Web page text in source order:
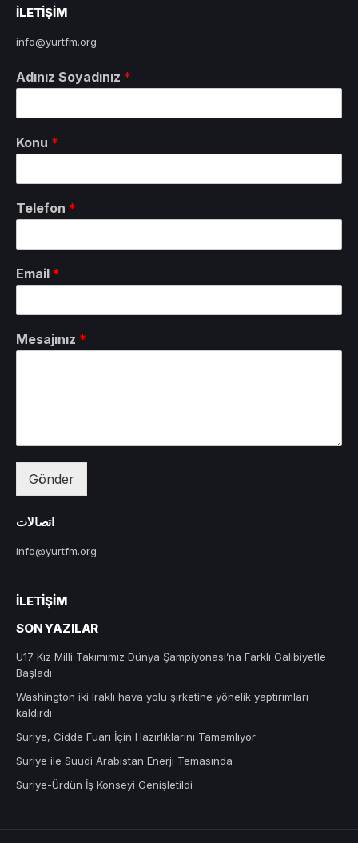
ILETIŞIM
info@yurtfm.org
Adınız Soyadınız *
Konu *
Telefon *
Email *
Mesajınız *
Gönder
اتصالات
info@yurtfm.org
İLETIŞIM
SON YAZILAR
U17 Kız Milli Takımımız Dünya Şampiyonası’na Farklı Galibiyetle
Başladı
Washington iki Iraklı hava yolu şirketine yönelik yaptırımları
kaldırdı
Suriye, Cidde Fuarı İçin Hazırlıklarını Tamamlıyor
Suriye ile Suudi Arabistan Enerji Temasında
Suriye-Ürdün İş Konseyi Genişletildi